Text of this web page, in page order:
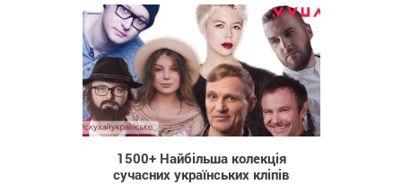
971
1500+ Найбільша колекція
сучасних українських кліпів